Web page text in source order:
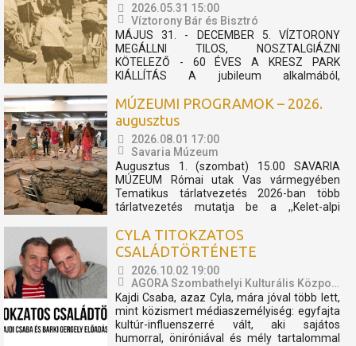
2026.05.31 15:00
Víztorony Bár és Bisztró
MÁJUS 31. - DECEMBER 5. VÍZTORONY
MEGÁLLNI TILOS, NOSZTALGIÁZNI
KÖTELEZŐ - 60 ÉVES A KRESZ PARK
KIÁLLÍTÁS A jubileum alkalmából,
relikviákból nyílik kiállítás, mely megidézi a 60
éves KRESZ Park múltját. 1966-ban nyitotta
meg kapuit városunk egyik ikonikus kedvelt...
MÚZEUMI PROGRAMOK – 2026.
augusztus
2026.08.01 17:00
Savaria Múzeum
Augusztus 1. (szombat) 15.00 SAVARIA
MÚZEUM Római utak Vas vármegyében
Tematikus tárlatvezetés 2026-ban több
tárlatvezetés mutatja be a ,,Kelet-alpi
alkalomra tervezett sorozat a geológiai
előzményektől napjainkig villantja fel azokat
a fontosabb eseményeket, történéseket,...
CYLA TITOKZATOS
CSALÁDTÖRTÉNETE
2026.10.02 19:00
AGORA Szombathelyi Kulturális Központ
Kajdi Csaba, azaz Cyla, mára jóval több lett,
mint közismert médiaszemélyiség: egyfajta
kultúr-influenszerré vált, aki sajátos
humorral, öniróniával és mély tartalommal